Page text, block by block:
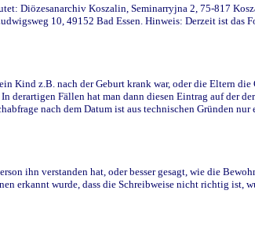
Diözesanarchiv Koszalin, Seminarryjna 2, 75-817
10, 49152 Bad Essen. Hinweis: Derzeit ist das
Kind z.B. nach der Geburt krank war, oder die Eltern
derartigen Fällen hat man dann diesen Eintrag auf der
nach dem Datum ist aus technischen Gründen
ihn verstanden hat, oder besser gesagt, wie die
erkannt wurde, dass die Schreibweise nicht richtig ist,